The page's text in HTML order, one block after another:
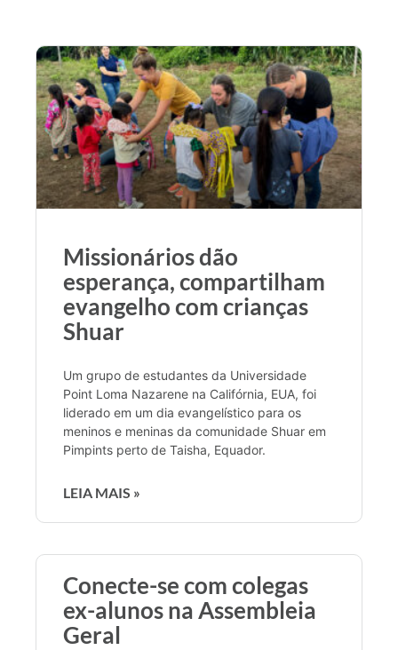
Missionários dão
esperança, compartilham
evangelho com crianças
Shuar
Um grupo de estudantes da Universidade
Point Loma Nazarene na Califórnia, EUA, foi
liderado em um dia evangelístico para os
meninos e meninas da comunidade Shuar em
Pimpints perto de Taisha, Equador.
LEIA MAIS »
Conecte-se com colegas
ex-alunos na Assembleia
Geral